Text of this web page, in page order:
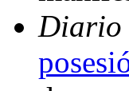
Diario